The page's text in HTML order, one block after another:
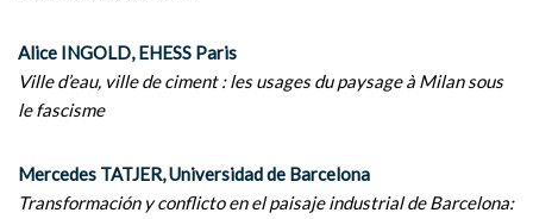
Alice INGOLD, EHESS Paris
Ville d’eau, ville de ciment : les usages du paysage à Milan sous
le fascisme
Mercedes TATJER, Universidad de Barcelona
Transformación y conflicto en el paisaje industrial de Barcelona: